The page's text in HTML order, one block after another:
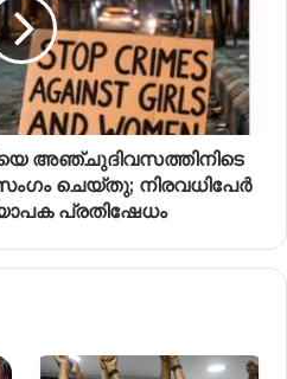
അഞ്ചുദിവസത്തിനിടെ
ചെയ്തു; നിരവധിപേർ
പ്രതിഷേധം